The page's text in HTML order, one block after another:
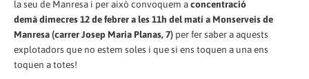
la seu de Manresa i per això convoquem aconcentració
demà dimecres 12 de febrer a les 11h del matí a Monserveis de
Manresa (carrer Josep Maria Planas, 7) per fer saber a aquests
explotadors que no estem soles i que si ens toquen a una ens
toquen a totes!